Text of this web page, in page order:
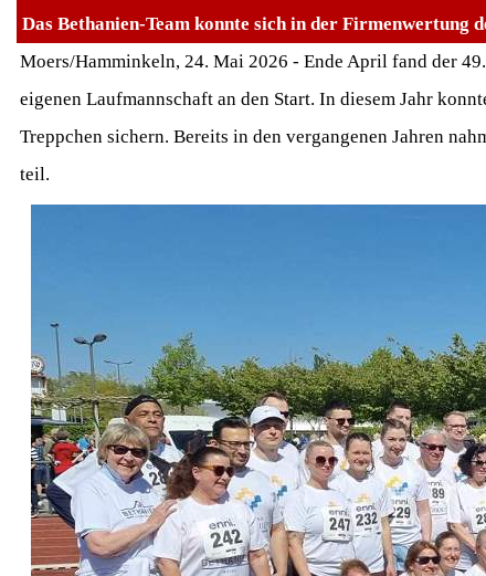
Das Bethanien-Team konnte sich in der Firmenwertung
Moers/Hamminkeln, 24. Mai 2026 - Ende April fand der
eigenen Laufmannschaft an den Start. In diesem Jahr
Treppchen sichern. Bereits in den vergangenen Jahren
teil.